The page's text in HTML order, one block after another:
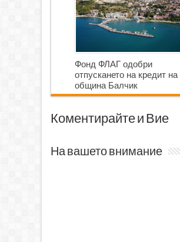
Фонд ФЛАГ одобри
отпускането на кредит на
община Балчик
Коментирайте и Вие
На вашето внимание